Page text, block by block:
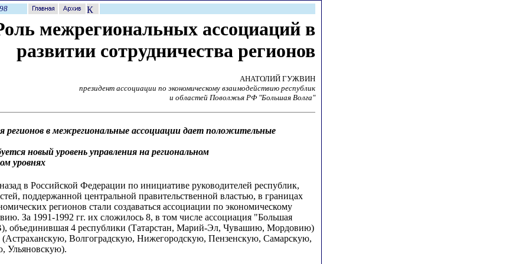
межрегиональных ассоциаций в
развитии сотрудничества регионов
АНАТОЛИЙ ГУЖВИН
президент ассоциации по экономическому взаимодействию республик
и областей Поволжья РФ "Большая Волга"
регионов в межрегиональные ассоциации дает положительные
новый уровень управления на региональном
уровнях
в Российской Федерации по инициативе руководителей республик,
поддержанной центральной правительственной властью, в границах
регионов стали создаваться ассоциации по экономическому
За 1991-1992 гг. их сложилось 8, в том числе ассоциация "Большая
объединившая 4 республики (Татарстан, Марий-Эл, Чувашию, Мордовию)
(Астраханскую, Волгоградскую, Нижегородскую, Пензенскую, Самарскую,
Ульяновскую).